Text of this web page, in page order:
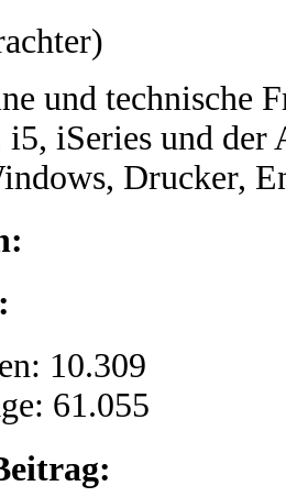
und technische
i5, iSeries und
Drucker,
10.309
61.055